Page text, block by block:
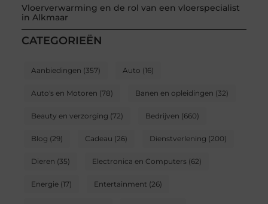
Vloerverwarming en de rol van een vloerspecialist
in Alkmaar
CATEGORIEËN
Aanbiedingen (357) Auto (16)
Auto's en Motoren (78) Banen en opleidingen (32)
Beauty en verzorging (72) Bedrijven (660)
Blog (29) Cadeau (26) Dienstverlening (200)
Dieren (35) Electronica en Computers(62)
Energie(17) Entertainment (26)